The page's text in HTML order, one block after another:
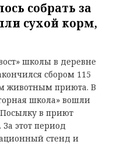
собрать за
сухой корм,
школы в деревне
сбором 115
животным приюта. В
школа» вошли
в приют
За этот период
стенд и